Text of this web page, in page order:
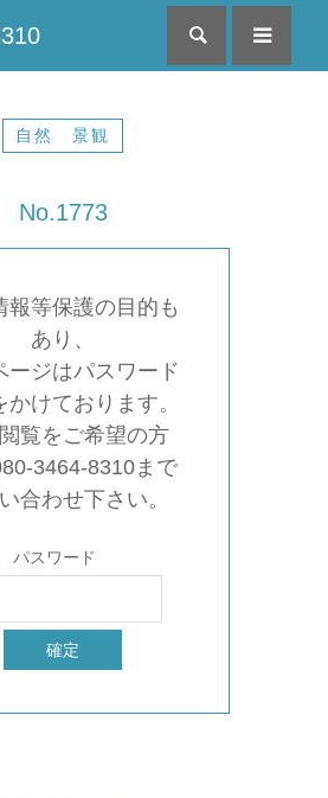
検索
自然 景観
No.1773
報等保護の目的も
あり、
ージはパスワード
かけております。
覧をご希望の方
3464-8310まで
合わせ下さい。
パスワード